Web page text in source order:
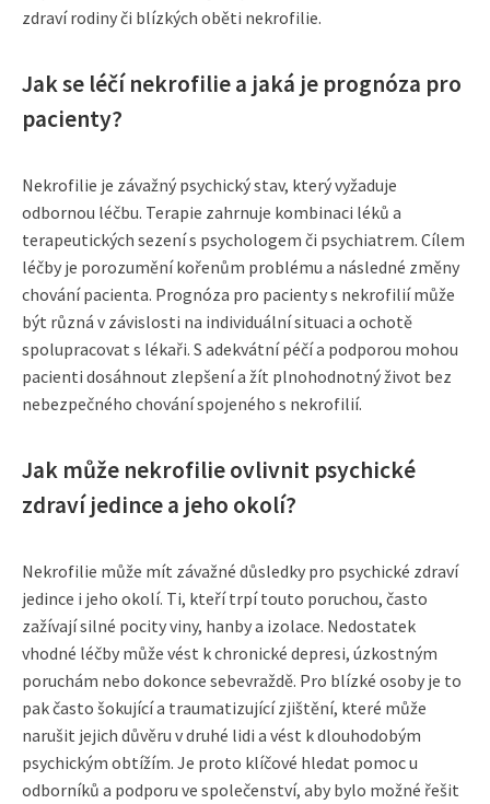
zdraví rodiny či blízkých oběti nekrofilie.
Jak se léčí nekrofilie a jaká je prognóza pro
pacienty?
Nekrofilie je závažný psychický stav, který vyžaduje
odbornou léčbu. Terapie zahrnuje kombinaci léků a
terapeutických sezení s psychologem či psychiatrem. Cílem
léčby je porozumění kořenům problému a následné změny
chování pacienta. Prognóza pro pacienty s nekrofilií může
být různá v závislosti na individuální situaci a ochotě
spolupracovat s lékaři. S adekvátní péčí a podporou mohou
pacienti dosáhnout zlepšení a žít plnohodnotný život bez
nebezpečného chování spojeného s nekrofilií.
Jak může nekrofilie ovlivnit psychické
zdraví jedince a jeho okolí?
Nekrofilie může mít závažné důsledky pro psychické zdraví
jedince i jeho okolí. Ti, kteří trpí touto poruchou, často
zažívají silné pocity viny, hanby a izolace. Nedostatek
vhodné léčby může vést k chronické depresi, úzkostným
poruchám nebo dokonce sebevraždě. Pro blízké osoby je to
pak často šokující a traumatizující zjištění, které může
narušit jejich důvěru v druhé lidi a vést k dlouhodobým
psychickým obtížím. Je proto klíčové hledat pomoc u
odborníků a podporu ve společenství, aby bylo možné řešit